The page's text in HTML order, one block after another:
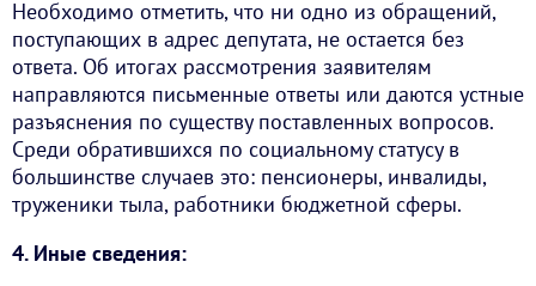
Необходимо отметить, что ни одно из обращений,
поступающих в адрес депутата, не остается без
ответа. Об итогах рассмотрения заявителям
направляются письменные ответы или даются устные
разъяснения по существу поставленных вопросов.
Среди обратившихся по социальному статусу в
большинстве случаев это: пенсионеры, инвалиды,
труженики тыла, работники бюджетной сферы.
4. Иные сведения: